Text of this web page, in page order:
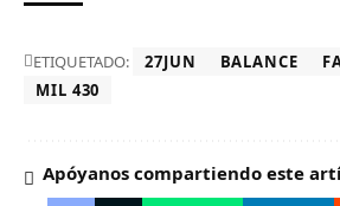
ETIQUETADO: 27JUN BALANCE
MIL 430
Apóyanos compartiendo este